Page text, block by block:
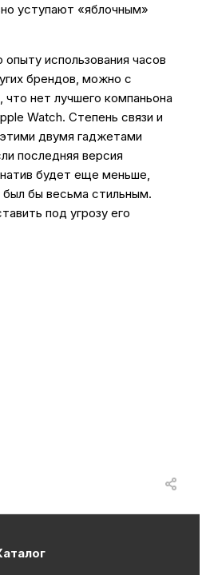
уступают «яблочным»
использования часов
брендов, можно с
что нет лучшего компаньона
Watch. Степень связи и
двумя гаджетами
последняя версия
будет еще меньше,
был бы весьма стильным.
под угрозу его